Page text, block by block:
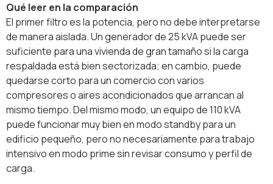
Qué leer en la comparación
El primer filtro es la potencia, pero no debe interpretarse
de manera aislada. Un generador de 25 kVA puede ser
suficiente para una vivienda de gran tamaño si la carga
respaldada está bien sectorizada; en cambio, puede
quedarse corto para un comercio con varios
compresores o aires acondicionados que arrancan al
mismo tiempo. Del mismo modo, un equipo de 110 kVA
puede funcionar muy bien en modo standby para un
edificio pequeño, pero no necesariamente para trabajo
intensivo en modo prime sin revisar consumo y perfil de
carga.